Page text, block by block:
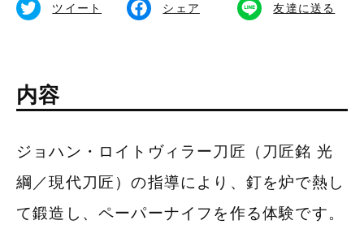
ツイート シェア 友達に送る
内容
ジョハン・ロイトヴィラー刀匠（刀匠銘 光
綱／現代刀匠）の指導により、釘を炉で熱し
て鍛造し、ペーパーナイフを作る体験です。